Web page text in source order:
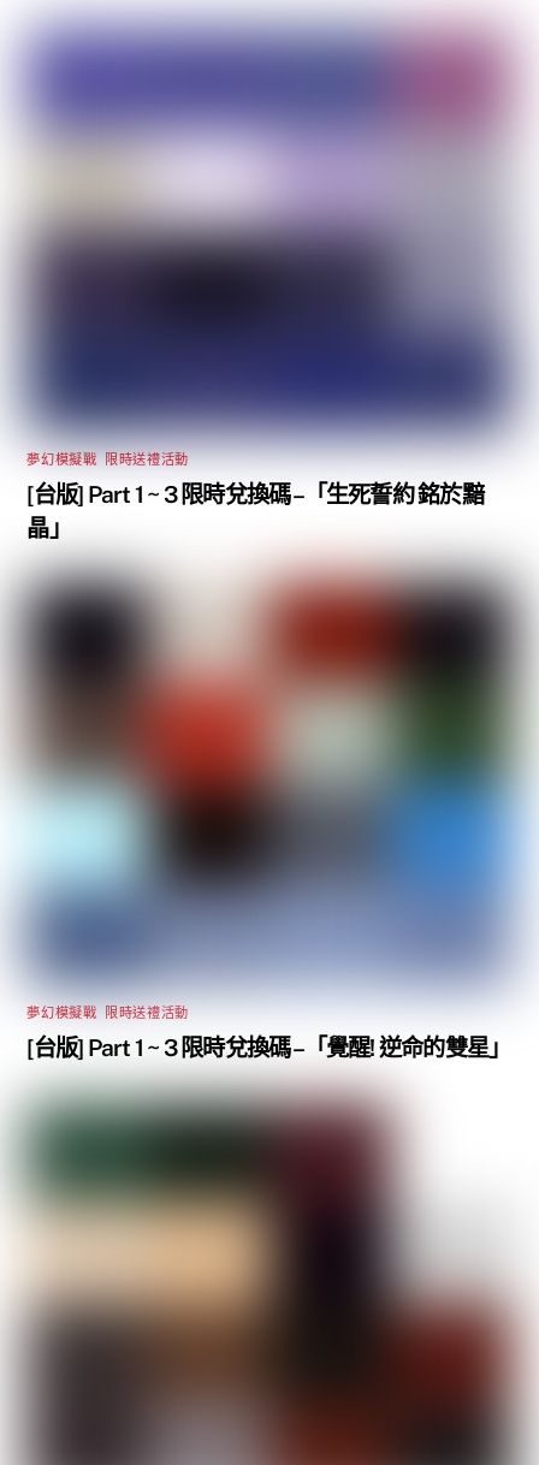
夢幻模擬戰 限時送禮活動
[台版] Part 1 ~ 3 限時兌換碼 –「生死誓約 銘於黯
晶」
夢幻模擬戰 限時送禮活動
[台版] Part 1 ~ 3 限時兌換碼 –「覺醒! 逆命的雙星」